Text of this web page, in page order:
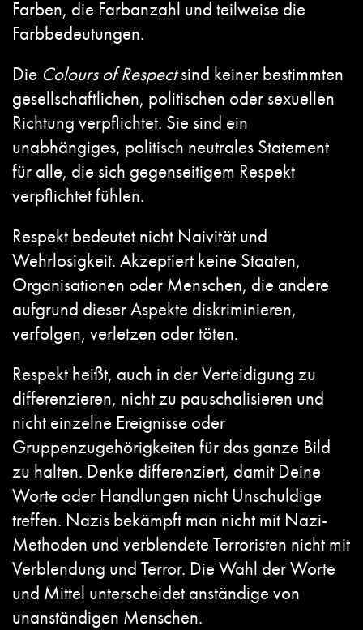
Farben, die Farbanzahl und teilweise die
Farbbedeutungen.
Die Colours of Respectsind keiner bestimmten
gesellschaftlichen, politischen oder sexuellen
Richtung verpflichtet. Sie sind ein
unabhängiges, politisch neutrales Statement
für alle, die sich gegenseitigem Respekt
verpflichtet fühlen.
Respekt bedeutet nicht Naivität und
Wehrlosigkeit. Akzeptiert keine Staaten,
Organisationen oder Menschen, die andere
aufgrund dieser Aspekte diskriminieren,
verfolgen, verletzen oder töten.
Respekt heißt, auch in der Verteidigung zu
differenzieren, nicht zu pauschalisieren und
nicht einzelne Ereignisse oder
Gruppenzugehörigkeiten für das ganze Bild
zu halten. Denke differenziert, damit Deine
Worte oder Handlungen nicht Unschuldige
treffen. Nazis bekämpft man nicht mit Nazi-
Methoden und verblendete Terroristen nicht mit
Verblendung und Terror. Die Wahl der Worte
und Mittel unterscheidet anständige von
unanständigen Menschen.